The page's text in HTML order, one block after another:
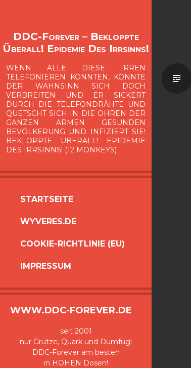
DDC-Forever – Bekloppte
Überall! Epidemie Des Irrsinns!
WENN ALLE DIESE IRREN
TELEFONIEREN KÖNNTEN, KÖNNTE
DER WAHNSINN SICH DOCH
VERBREITEN UND ER SICKERT
DURCH DIE TELEFONDRÄHTE UND
QUETSCHT SICH IN DIE OHREN DER
GANZEN ARMEN GESUNDEN
BEVÖLKERUNG UND INFIZIERT SIE!
BEKLOPPTE ÜBERALL! EPIDEMIE
DES IRRSINNS! (12 MONKEYS)
SPRINGEN
STARTSEITE
WYVERES.DE
COOKIE-RICHTLINIE (EU)
IMPRESSUM
WWW.DDC-FOREVER.DE
seit 2001
nur Grütze, Quark und Dumfug!
DDC-Forever am besten
in HOHEN Dosen!